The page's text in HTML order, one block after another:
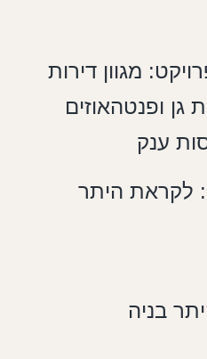
מגוון דירות
גן ופנטהאוזים
ענק
לקראת היתר
בניה